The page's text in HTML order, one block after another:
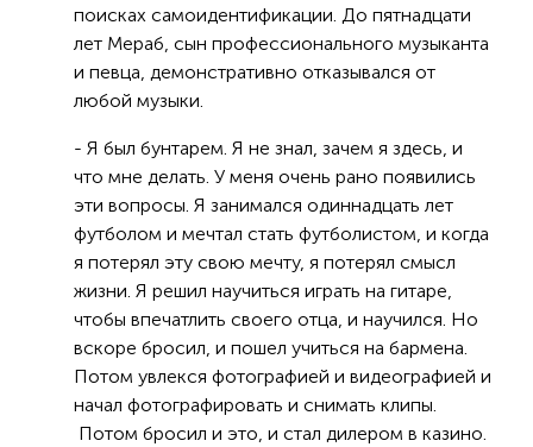
поисках самоидентификации. До пятнадцати
лет Мераб, сын профессионального музыканта
и певца, демонстративно отказывался от
любой музыки.
- Я был бунтарем. Я не знал, зачем я здесь, и
что мне делать. У меня очень рано появились
эти вопросы. Я занимался одиннадцать лет
футболом и мечтал стать футболистом, и когда
я потерял эту свою мечту, я потерял смысл
жизни. Я решил научиться играть на гитаре,
чтобы впечатлить своего отца, и научился. Но
вскоре бросил, и пошел учиться на бармена.
Потом увлекся фотографией и видеографией и
начал фотографировать и снимать клипы.
Потом бросил и это, и стал дилером в казино.